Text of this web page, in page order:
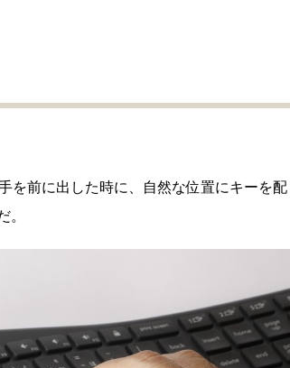
を前に出した時に、自然な位置にキーを配